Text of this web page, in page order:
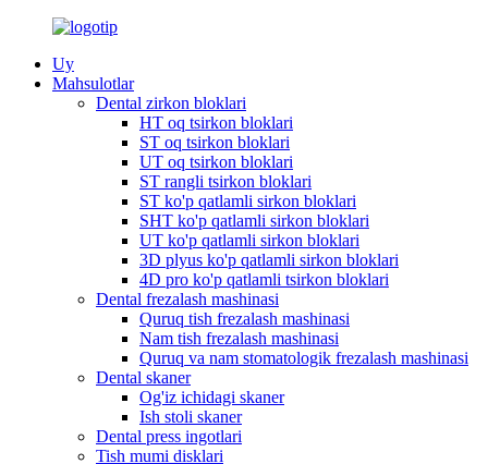
Uy
Mahsulotlar
Dental zirkon bloklari
HT oq tsirkon bloklari
ST oq tsirkon bloklari
UT oq tsirkon bloklari
ST rangli tsirkon bloklari
ST ko'p qatlamli sirkon bloklari
SHT ko'p qatlamli sirkon bloklari
UT ko'p qatlamli sirkon bloklari
3D plyus ko'p qatlamli sirkon bloklari
4D pro ko'p qatlamli tsirkon bloklari
Dental frezalash mashinasi
Quruq tish frezalash mashinasi
Nam tish frezalash mashinasi
Quruq va nam stomatologik frezalash mashinasi
Dental skaner
Og'iz ichidagi skaner
Ish stoli skaner
Dental press ingotlari
Tish mumi disklari